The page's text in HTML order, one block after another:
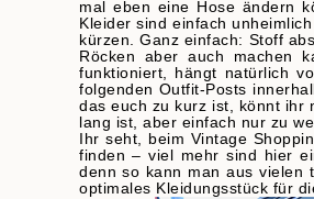
mal eben eine Hose ändern
Kleider sind einfach
kürzen. Ganz einfach: Stoff
Röcken aber auch machen
funktioniert, hängt natürlich
folgenden Outfit-Posts
das euch zu kurz ist, könnt ihr
lang ist, aber einfach nur zu
Ihr seht, beim Vintage
finden – viel mehr sind hier
denn so kann man aus vielen
optimales Kleidungsstück für